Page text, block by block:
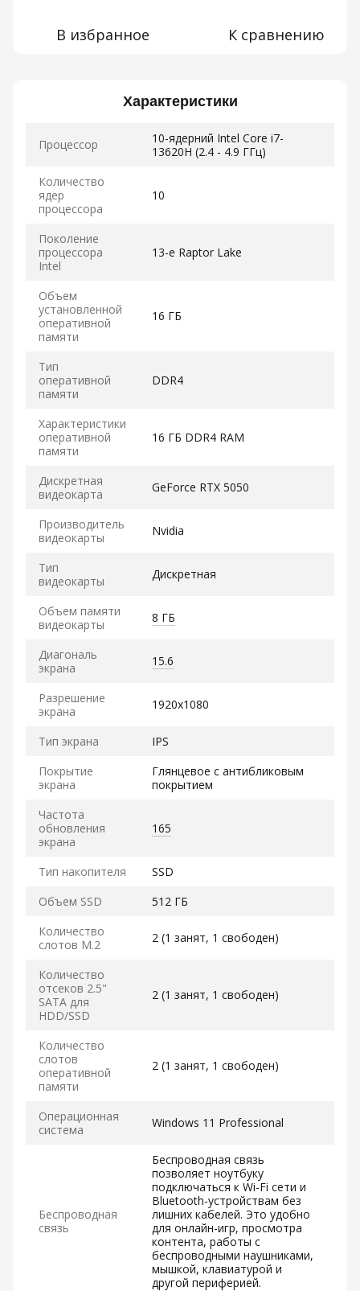
В избранное К сравнению
Характеристики
Процессор
10-ядерний Intel Core i7-
13620H (2.4 - 4.9 ГГц)
Количество
ядер
процессора
10
Поколение
процессора
Intel
13-е Raptor Lake
Объем
установленной
оперативной
памяти
16 ГБ
Тип
оперативной
памяти
DDR4
Характеристики
оперативной
памяти
16 ГБ DDR4 RAM
Дискретная
видеокарта
GeForce RTX 5050
Производитель
видеокарты
Nvidia
Тип
видеокарты
Дискретная
Объем памяти
видеокарты
8 ГБ
Диагональ
экрана
15.6
Разрешение
экрана
1920x1080
Тип экрана
IPS
Покрытие
экрана
Глянцевое с антибликовым
покрытием
Частота
обновления
экрана
165
Тип накопителя
SSD
Объем SSD
512 ГБ
Количество
слотов M.2
2 (1 занят, 1 свободен)
Количество
отсеков 2.5"
SATA для
HDD/SSD
2 (1 занят, 1 свободен)
Количество
слотов
оперативной
памяти
2 (1 занят, 1 свободен)
Операционная
система
Windows 11 Professional
Беспроводная
связь
Беспроводная связь
позволяет ноутбуку
подключаться к Wi-Fi сети и
Bluetooth-устройствам без
лишних кабелей. Это удобно
для онлайн-игр, просмотра
контента, работы с
беспроводными наушниками,
мышкой, клавиатурой и
другой периферией.